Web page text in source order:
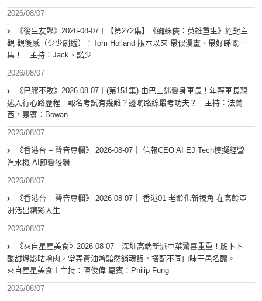
2026/08/07
《後生友聚》2026-08-07︱【第272集】《蜘蛛俠：英雄重生》絕對主
觀 觀後感（少少劇透）！Tom Holland 版本以來 最似漫畫、最好睇嘅一
集！｜主持：Jack、諾少
2026/08/07
《巴膠不敗》2026-08-07︱(第151集) 由巴士迷變身車長！年輕車長親
述入行心路歷程｜報名考試有幾難？邊啲路線最考功夫？︱主持：法蘭
西，嘉賓︰Bowan
2026/08/07
《香港台 – 聲音專欄》 2026-08-07｜ 信報CEO AI EJ Tech模擬經營
汽水機 AI即變狡猾
2026/08/07
《香港台 – 聲音專欄》 2026-08-07｜ 香港01 老齡化新視角 在高齡亞
洲活出精彩人生
2026/08/07
《來自星星美食》2026-08-07︱深圳高端新派中菜驚喜重重！脆卜卜
酸甜燈影咕嚕肉，堂弄黃油蟹黯然銷魂飯，搭配不同口味干邑名釀。︱
來自星星美食︱主持：陳俊偉 嘉賓：Philip Fung
2026/08/07